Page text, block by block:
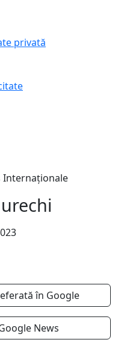
privată
Internaționale
în Google
News